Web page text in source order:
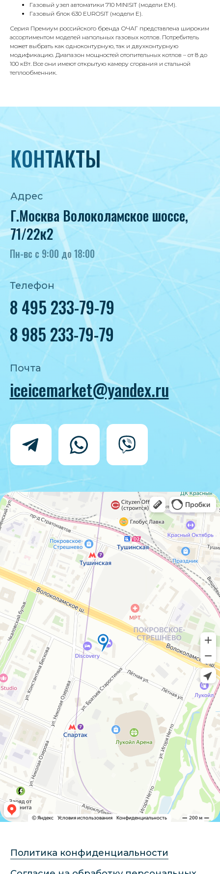
Газовый узел автоматики 710 MINISIT (модели ЕМ).
Газовый блок 630 EUROSIT (модели Е).
Серия Премиум российского бренда ОЧАГ представлена широким
ассортиментом моделей напольных газовых котлов. Потребитель
может выбрать как одноконтурную, так и двухконтурную
модификацию. Диапазон мощностей отопительных котлов – от 8 до
100 кВт. Все они имеют открытую камеру сгорания и стальной
теплообменник.
Телефон
8 495 233-79-79
Почта
8 985 233-79-79
Политика конфиденциальности
Согласие на обработку персональных
данных
IceIceMarket © 2025